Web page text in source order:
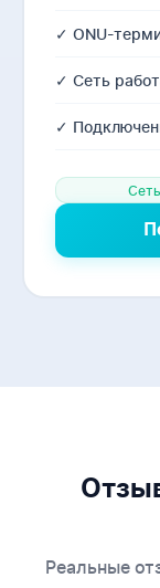
✓ ONU-
✓ Сеть
✓
Реальные